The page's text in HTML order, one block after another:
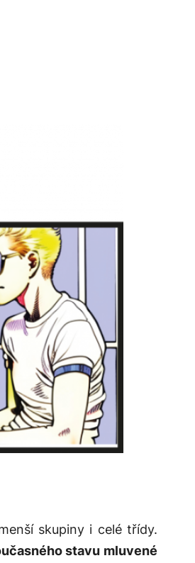
skupiny i celé třídy.
stavu mluvené